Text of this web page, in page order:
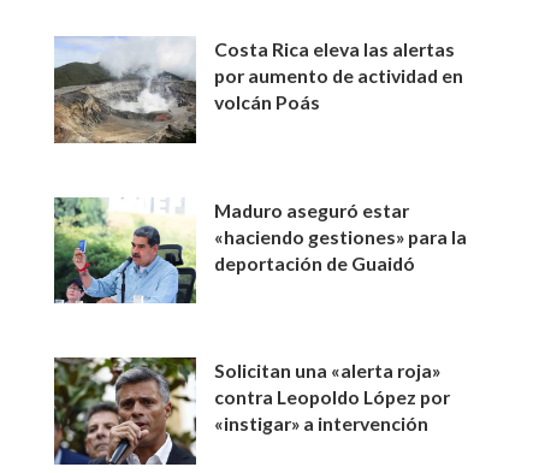
Costa Rica eleva las alertas
por aumento de actividad en
volcán Poás
Maduro aseguró estar
«haciendo gestiones» para la
deportación de Guaidó
Solicitan una «alerta roja»
contra Leopoldo López por
«instigar» a intervención